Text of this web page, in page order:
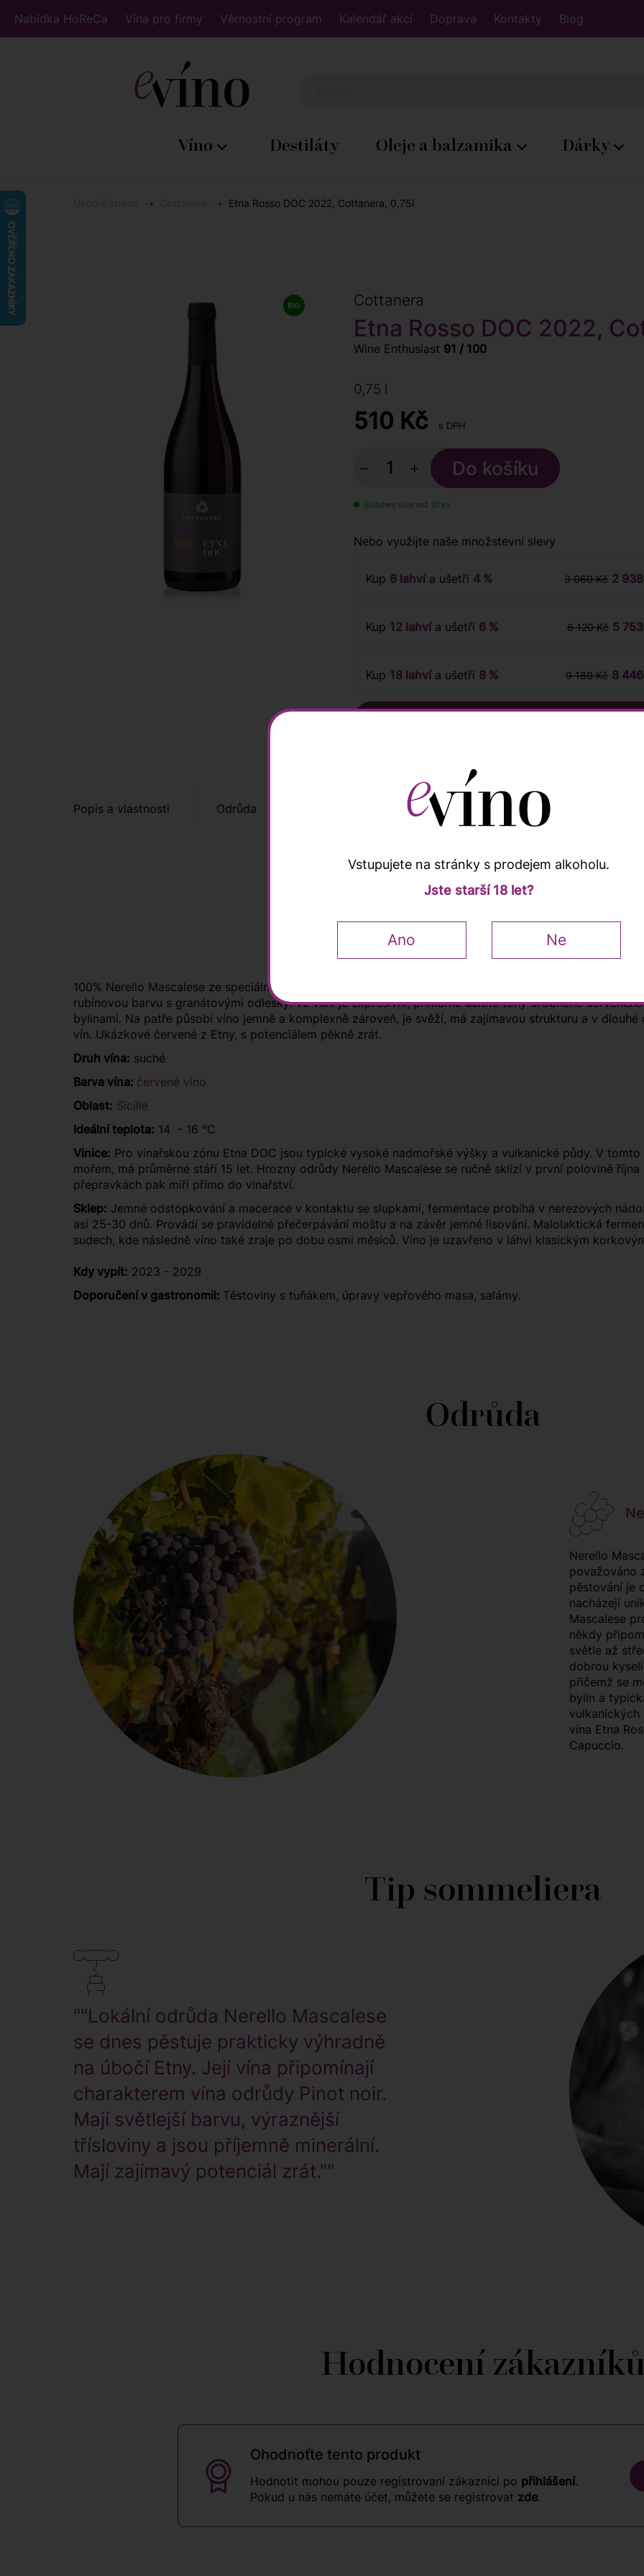
Nabídka HoReCa Vína pro firmy Věrnostní program Kalendář akcí Doprava Kontakty Blog
Víno Destiláty Oleje a balzamika Dárky
Etna Rosso DOC 2022, Cottanera, 0,75l
Cottanera
Etna Rosso DOC 2022,
Wine Enthusiast 91 / 100
0,75 l
510 Kč s DPH
− +
Skladem více než 10 ks
Nebo využijte naše množstevní slevy
Kup 6 lahvía ušetři 4 % 3 060 Kč 2
Kup 12 lahvía ušetři 6 % 6 120 Kč 5
Kup 18 lahvía ušetři 8 % 9 180 Kč 8
Popis a vlastnosti Odrůda Hodnocení zákazníků
Popis a vlastnosti
100% Nerello Mascalese ze speciální vinice v nadmořské výšce 750 metrů nad mořem. Primárním
rubínovou barvu s granátovými odlesky. Ve vůni je expresivní, primárně ucítíte tóny drobného
bylinami. Na patře působí víno jemně a komplexně zároveň, je svěží, má zajímavou strukturu a v
vín. Ukázkové červené z Etny, s potenciálem pěkně zrát.
Druh vína: suché
Barva vína: červené víno
Oblast: Sicílie
Ideální teplota: 14 - 16 °C
Vinice: Pro vinařskou zónu Etna DOC jsou typické vysoké nadmořské výšky a vulkanické půdy. V
mořem, má průměrné stáří 15 let. Hrozny odrůdy Nerello Mascalese se ručně sklízí v první polovině
přepravkách pak míří přímo do vinařství.
Sklep: Jemné odstopkování a macerace v kontaktu se slupkami, fermentace probíhá v nerezových
asi 25-30 dnů. Provádí se pravidelné přečerpávání moštu a na závěr jemné lisování. Malolaktická
sudech, kde následně víno také zraje po dobu osmi měsíců. Víno je uzavřeno v láhvi klasickým
Kdy vypít: 2023 - 2029
Doporučení v gastronomii: Těstoviny s tuňákem, úpravy vepřového masa, salámy.
Odrůda
Nerello
považováno
pěstování je
nacházejí
Mascalese
někdy
světle až
dobrou
přičemž se
bylin a
vulkanických
vína Etna
Capuccio.
Tip sommeliera
""Lokální odrůda Nerello Mascalese
se dnes pěstuje prakticky výhradně
na úbočí Etny. Její vína připomínají
charakterem vína odrůdy Pinot noir.
Mají světlejší barvu, výraznější
třísloviny a jsou příjemně minerální.
Mají zajímavý potenciál zrát.""
Hodnocení
Ohodnoťte tento produkt
Hodnotit mohou pouze registrovaní zákazníci po přihlášení.
Pokud u nás nemáte účet, můžete se registrovat zde.
Vstupujete na stránky s prodejem alkoholu.
Jste starší 18 let?
Ano Ne